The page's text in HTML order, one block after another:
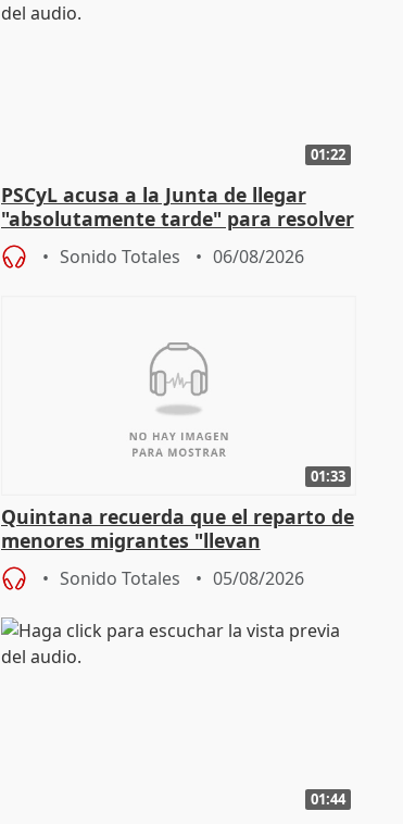
01:22
PSCyL acusa a la Junta de llegar
"absolutamente tarde" para resolver
problemas como Newcastle
Sonido Totales 06/08/2026
01:33
Quintana recuerda que el reparto de
menores migrantes "llevan
aportación del Gobierno" central
Sonido Totales 05/08/2026
01:44